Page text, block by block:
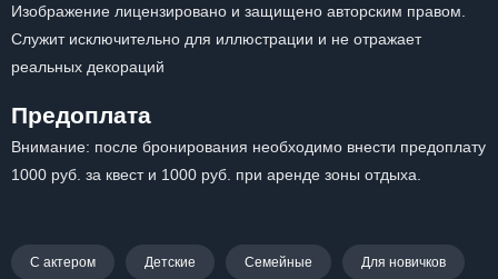
Изображение лицензировано и защищено авторским правом.
Служит исключительно для иллюстрации и не отражает
реальных декораций
Предоплата
Внимание: после бронирования необходимо внести предоплату
1000 руб. за квест и 1000 руб. при аренде зоны отдыха.
С актером Детские Семейные Для новичков